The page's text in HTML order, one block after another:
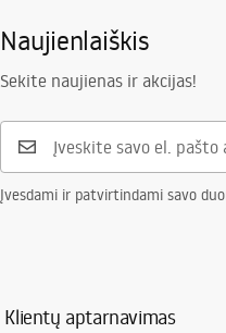
Naujienlaiškis
Sekite naujienas ir akcijas!
Įvesdami ir patvirtindami savo
Klientų aptarnavimas